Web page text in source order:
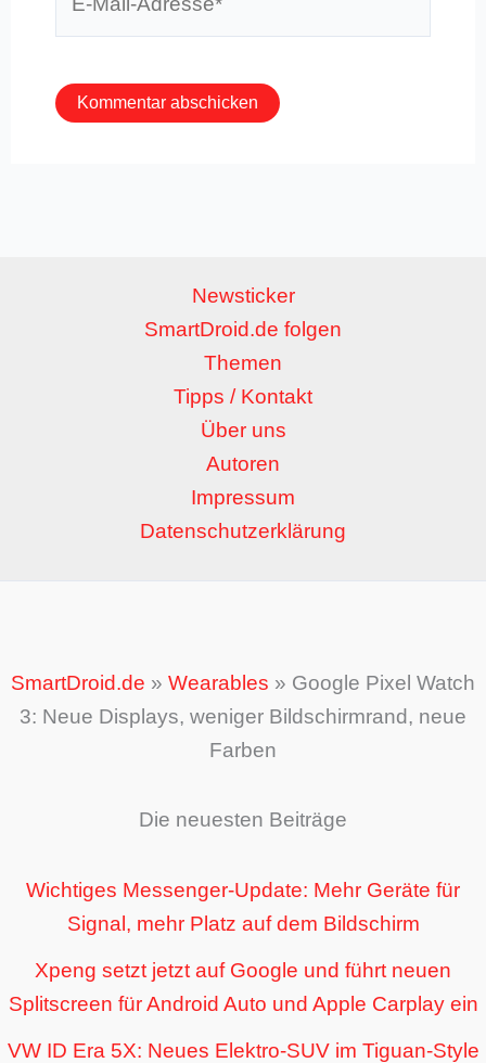
Newsticker
SmartDroid.de folgen
Themen
Tipps / Kontakt
Über uns
Autoren
Impressum
Datenschutzerklärung
SmartDroid.de » Wearables » Google Pixel Watch
3: Neue Displays, weniger Bildschirmrand, neue
Farben
Die neuesten Beiträge
Wichtiges Messenger-Update: Mehr Geräte für
Signal, mehr Platz auf dem Bildschirm
Xpeng setzt jetzt auf Google und führt neuen
Splitscreen für Android Auto und Apple Carplay ein
VW ID Era 5X: Neues Elektro-SUV im Tiguan-Style